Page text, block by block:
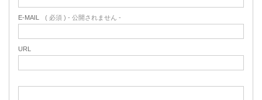
E-MAIL ( 必須 ) - 公開されません -
URL